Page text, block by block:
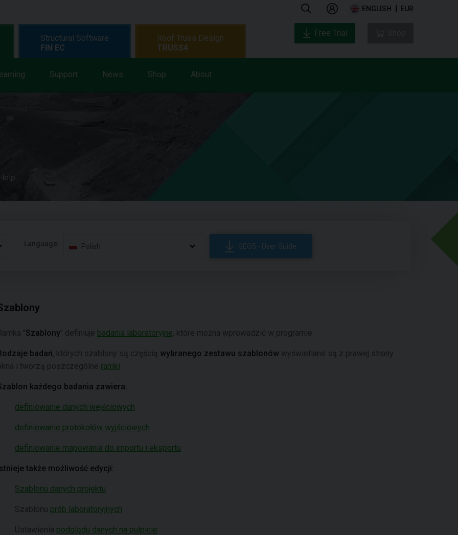
ENGLISH EUR
Support News Shop About
Structural Software
FIN EC
Roof Truss Design
TRUSS4
Free Trial
Language: Polish GEO5 - User Guide
"Szablony" definiuje badania laboratoryjne, które można wprowadzić w programie.
badań, których szablony są częścią wybranego zestawu szablonów wyświetlane są z prawej strony
i tworzą poszczególne ramki
każdego badania zawiera:
definiowanie danych wejściowych
definiowanie protokołów wyjściowych
definiowanie mapowania do importu i eksportu
także możliwość edycji:
Szablonu danych projektu
Szablonu prób laboratoryjnych
Ustawienia podglądu danych na pulpicie